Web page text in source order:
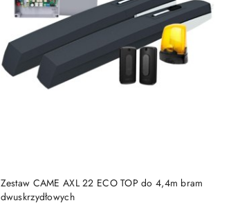
Zestaw CAME AXL 22 ECO TOP do 4,4m bram
dwuskrzydłowych
DODAJ DO KOSZYKA